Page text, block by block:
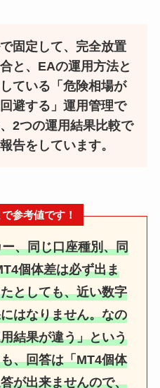
固定して、完全放置
と、EAの運用方法と
ている「危険相場が
避する」運用管理で
2つの運用結果比較で
告をしています。
参考値です！
、同じ口座種別、同
個体差は必ず出ま
としても、近い数字
はなりません。なの
結果が違う」という
、回答は「MT4個体
が出来ませんので、